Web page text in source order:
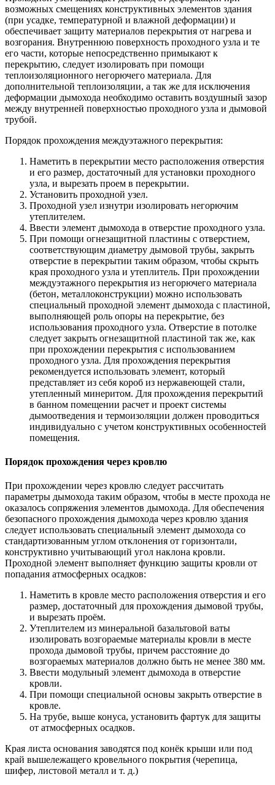
возможных смещениях конструктивных элементов здания
(при усадке, температурной и влажной деформации) и
обеспечивает защиту материалов перекрытия от нагрева и
возгорания. Внутреннюю поверхность проходного узла и те
его части, которые непосредственно примыкают к
перекрытию, следует изолировать при помощи
теплоизоляционного негорючего материала. Для
дополнительной теплоизоляции, а так же для исключения
деформации дымохода необходимо оставить воздушный зазор
между внутренней поверхностью проходного узла и дымовой
трубой.
Порядок прохождения междуэтажного перекрытия:
Наметить в перекрытии место расположения отверстия
и его размер, достаточный для установки проходного
узла, и вырезать проем в перекрытии.
Установить проходной узел.
Проходной узел изнутри изолировать негорючим
утеплителем.
Ввести элемент дымохода в отверстие проходного узла.
При помощи огнезащитной пластины с отверстием,
соответствующим диаметру дымовой трубы, закрыть
отверстие в перекрытии таким образом, чтобы скрыть
края проходного узла и утеплитель. При прохождении
междуэтажного перекрытия из негорючего материала
(бетон, металлоконструкции) можно использовать
специальный проходной элемент дымохода с пластиной,
выполняющей роль опоры на перекрытие, без
использования проходного узла. Отверстие в потолке
следует закрыть огнезащитной пластиной так же, как
при прохождении перекрытия с использованием
проходного узла. Для прохождения перекрытия
рекомендуется использовать элемент, который
представляет из себя короб из нержавеющей стали,
утепленный минеритом. Для прохождения перекрытий
в банном помещении расчет и проект системы
дымоотведения и термоизоляции должен проводиться
индивидуально с учетом конструктивных особенностей
помещения.
Порядок прохождения через кровлю
При прохождении через кровлю следует рассчитать
параметры дымохода таким образом, чтобы в месте прохода не
оказалось сопряжения элементов дымохода. Для обеспечения
безопасного прохождения дымохода через кровлю здания
следует использовать специальный элемент дымохода со
стандартизованным углом отклонения от горизонтали,
конструктивно учитывающий угол наклона кровли.
Проходной элемент выполняет функцию защиты кровли от
попадания атмосферных осадков:
Наметить в кровле место расположения отверстия и его
размер, достаточный для прохождения дымовой трубы,
и вырезать проём.
Утеплителем из минеральной базальтовой ваты
изолировать возгораемые материалы кровли в месте
прохода дымовой трубы, причем расстояние до
возгораемых материалов должно быть не менее 380 мм.
Ввести модульный элемент дымохода в отверстие
кровли.
При помощи специальной основы закрыть отверстие в
кровле.
На трубе, выше конуса, установить фартук для защиты
от атмосферных осадков.
Края листа основания заводятся под конёк крыши или под
край вышележащего кровельного покрытия (черепица,
шифер, листовой металл и т. д.)